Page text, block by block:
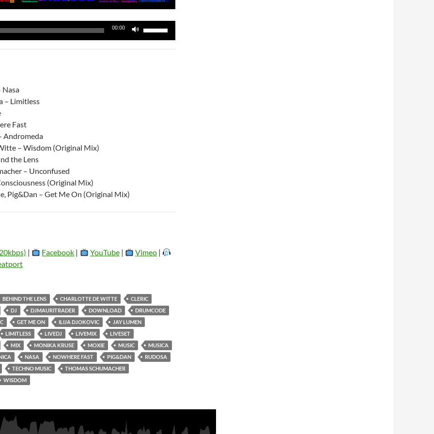
00:00
teclas
Nasa
– Limitless
Fast
Andromeda
– Wisdom (Original Mix)
the Lens
– Unconfused
(Original Mix)
Pig&Dan – Get Me On (Original Mix)
| Facebook | YouTube| Vimeo|
BEHIND THE LENS CHARLOTTE DE WITTE
CLERIC
DJ DJMAURITRADER DOWNLOAD
DRUMCODE
GET ME ON ILIJA DJOKOVIC
JAY LUMEN
LIMITLESS LIVEDJ LIVEMIX
LIVESET
MIX MONIKA KRUSE MOXIE MUSIC
MUSICA
NASA NOWHERE FAST PIG&DAN
RUDOSA
TECHNO MUSIC
THOMAS SCHUMACHER
WISDOM